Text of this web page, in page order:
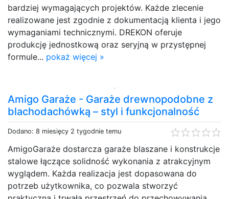
bardziej wymagających projektów. Każde zlecenie
realizowane jest zgodnie z dokumentacją klienta i jego
wymaganiami technicznymi. DREKON oferuje
produkcję jednostkową oraz seryjną w przystępnej
formule... pokaż więcej »
Amigo Garaże - Garaże drewnopodobne z
blachodachówką – styl i funkcjonalność
Dodano: 8 miesięcy 2 tygodnie temu
AmigoGaraże dostarcza garaże blaszane i konstrukcje
stalowe łączące solidność wykonania z atrakcyjnym
wyglądem. Każda realizacja jest dopasowana do
potrzeb użytkownika, co pozwala stworzyć